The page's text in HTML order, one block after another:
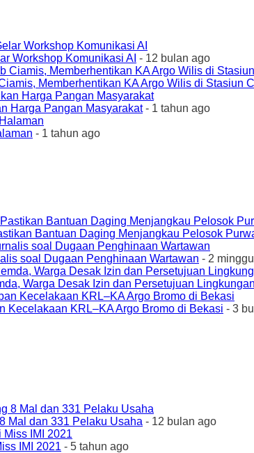
Workshop Komunikasi AI - 12 bulan ago
Memberhentikan KA Argo Wilis di Stasiun
Harga Pangan Masyarakat- 1 tahun ago
- 1 tahun ago
Bantuan Daging Menjangkau Pelosok
soal Dugaan Penghinaan Wartawan - 2
Warga Desak Izin dan Persetujuan
Kecelakaan KRL–KA Argo Bromo di Bekasi - 3
Mal dan 331 Pelaku Usaha - 12 bulan ago
IMI 2021 - 5 tahun ago